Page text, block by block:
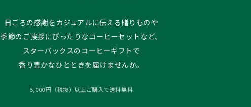
日ごろの感謝をカジュアルに伝える贈りものや
季節のご挨拶にぴったりなコーヒーセットなど、
スターバックスのコーヒーギフトで
香り豊かなひとときを届けませんか。
5,000円（税抜）以上ご購入で送料無料